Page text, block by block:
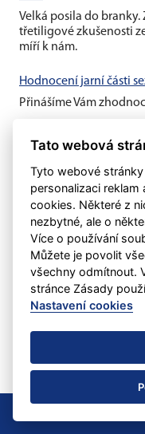
Velká posila do branky.
třetiligové zkušenosti
míří k nám.
Hodnocení jarní části
Přinášíme Vám
Hodnocení jarní části
Tato webová
Tyto webové
personalizaci
cookies. Některé z
nezbytné, ale o
Více o používání
Můžete je povolit
všechny odmítnout.
stránce Zásady
Nastavení cookies